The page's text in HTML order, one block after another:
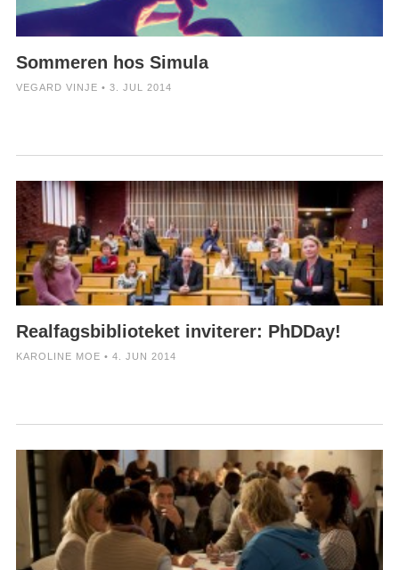
Sommeren hos Simula
VEGARD VINJE • 3. JUL 2014
Realfagsbiblioteket inviterer: PhDDay!
KAROLINE MOE • 4. JUN 2014